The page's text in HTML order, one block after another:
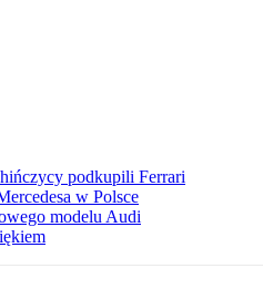
podkupili Ferrari
w Polsce
modelu Audi